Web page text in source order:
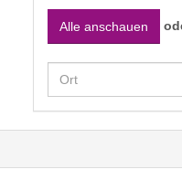
Alle anschauen